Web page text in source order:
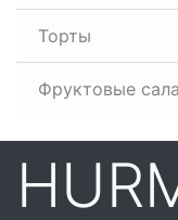
Торты
Фруктовые